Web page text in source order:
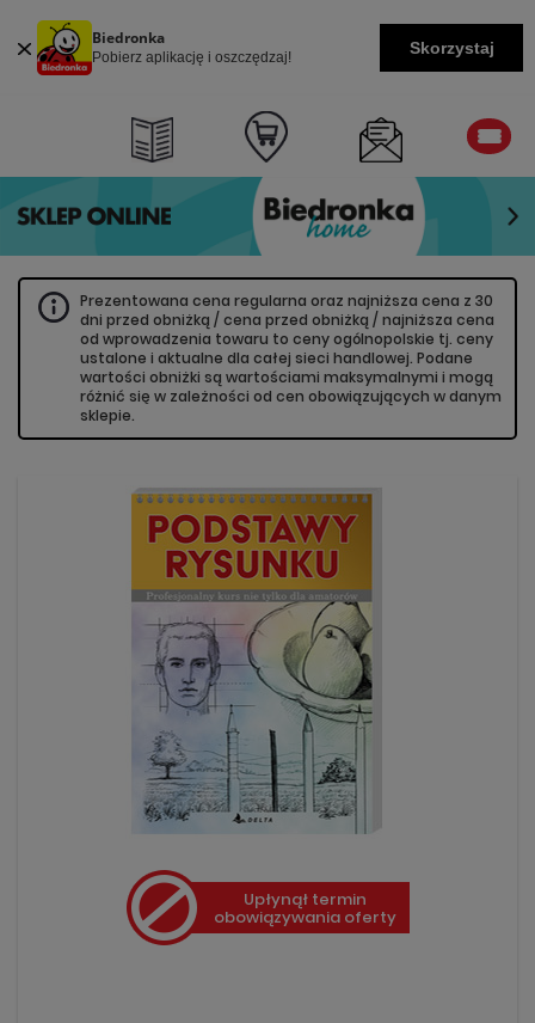
Biedronka
Pobierz aplikację i oszczędzaj! Skorzystaj
Prezentowana cena regularna oraz najniższa cena z 30
dni przed obniżką / cena przed obniżką / najniższa cena
od wprowadzenia towaru to ceny ogólnopolskie tj. ceny
ustalone i aktualne dla całej sieci handlowej. Podane
wartości obniżki są wartościami maksymalnymi i mogą
różnić się w zależności od cen obowiązujących w danym
sklepie.
Upłynął termin
obowiązywania oferty